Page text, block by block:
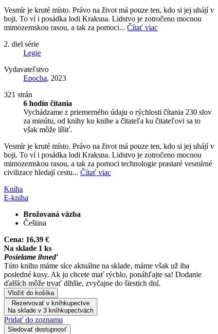
Vesmír je kruté místo. Právo na život má pouze ten, kdo si jej uhájí v
boji. To ví i posádka lodi Kraksna. Lidstvo je zotročeno mocnou
mimozemskou rasou, a tak za pomoci... Čítať viac
2. diel série
Legie
Vydavateľstvo
Epocha, 2023
321 strán
6 hodín čítania
Vychádzame z priemerného údaju o rýchlosti čítania 230 slov
za minútu, od knihy ku knihe a čitateľa ku čitateľovi sa to
však môže líšiť.
Vesmír je kruté místo. Právo na život má pouze ten, kdo si jej uhájí v
boji. To ví i posádka lodi Kraksna. Lidstvo je zotročeno mocnou
mimozemskou rasou, a tak za pomoci technologie prastaré vesmírné
civilizace hledají cestu... Čítať viac
Kniha
E-kniha
Brožovaná väzba
Čeština
Cena: 16,39 €
Na sklade 1 ks
Posielame ihneď
Túto knihu máme síce aktuálne na sklade, máme však už iba
posledné kusy. Ak ju chcete mať rýchlo, ponáhľajte sa! Dodanie
ďalších môže trvať dlhšie, zvyčajne do šiestich dní.
Vložiť do košíka
Rezervovať v kníhkupectve
Na sklade v 3 kníhkupectvách
Pridať do zoznamu
Sledovať dostupnosť